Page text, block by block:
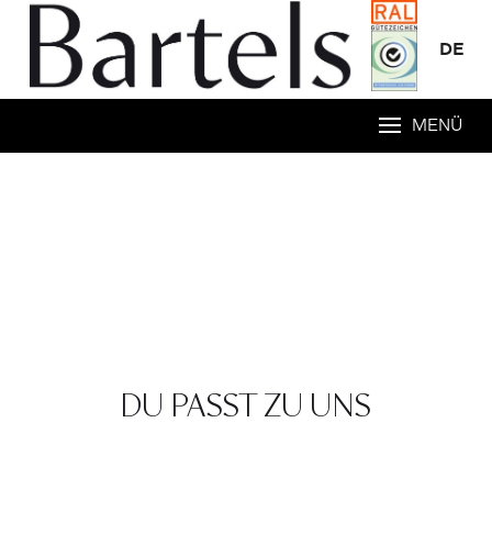
DE
MENÜ
DU PASST ZU UNS